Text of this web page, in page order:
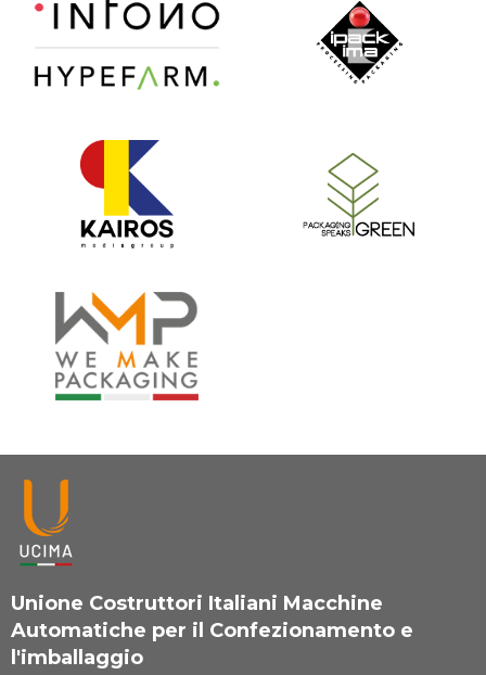
Unione Costruttori Italiani Macchine
Automatiche per il Confezionamento e
l'imballaggio